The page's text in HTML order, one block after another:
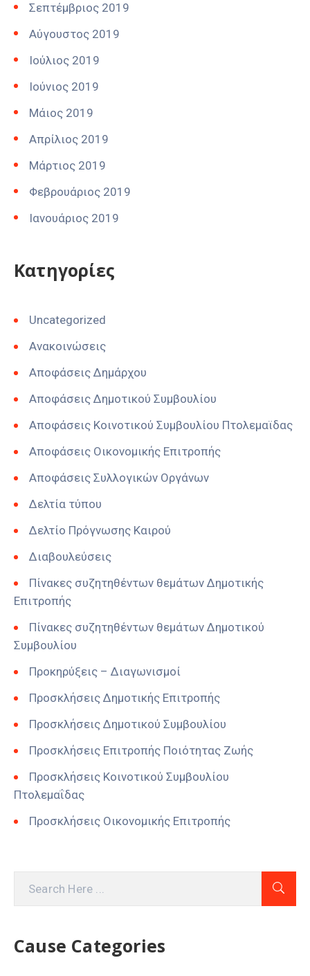
Σεπτέμβριος 2019
Αύγουστος 2019
Ιούλιος 2019
Ιούνιος 2019
Μάιος 2019
Απρίλιος 2019
Μάρτιος 2019
Φεβρουάριος 2019
Ιανουάριος 2019
Kατηγορίες
Uncategorized
Ανακοινώσεις
Αποφάσεις Δημάρχου
Αποφάσεις Δημοτικού Συμβουλίου
Αποφάσεις Κοινοτικού Συμβουλίου Πτολεμαϊδας
Αποφάσεις Οικονομικής Επιτροπής
Αποφάσεις Συλλογικών Οργάνων
Δελτία τύπου
Δελτίο Πρόγνωσης Καιρού
Διαβουλεύσεις
Πίνακες συζητηθέντων θεμάτων Δημοτικής
Επιτροπής
Πίνακες συζητηθέντων θεμάτων Δημοτικού
Συμβουλίου
Προκηρύξεις – Διαγωνισμοί
Προσκλήσεις Δημοτικής Επιτροπής
Προσκλήσεις Δημοτικού Συμβουλίου
Προσκλήσεις Επιτροπής Ποιότητας Ζωής
Προσκλήσεις Κοινοτικού Συμβουλίου
Πτολεμαΐδας
Προσκλήσεις Οικονομικής Επιτροπής
Cause Categories